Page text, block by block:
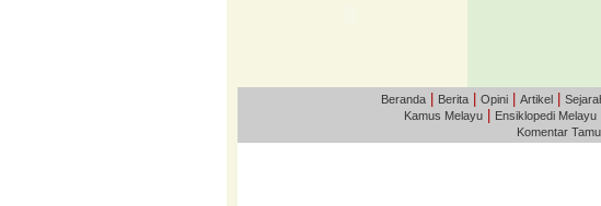
Beranda Berita Opini Artikel
Kamus Melayu
Ensiklopedi Melayu
Komentar Tamu